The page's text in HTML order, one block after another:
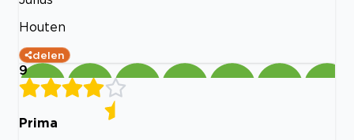
Houten
delen
9
Prima